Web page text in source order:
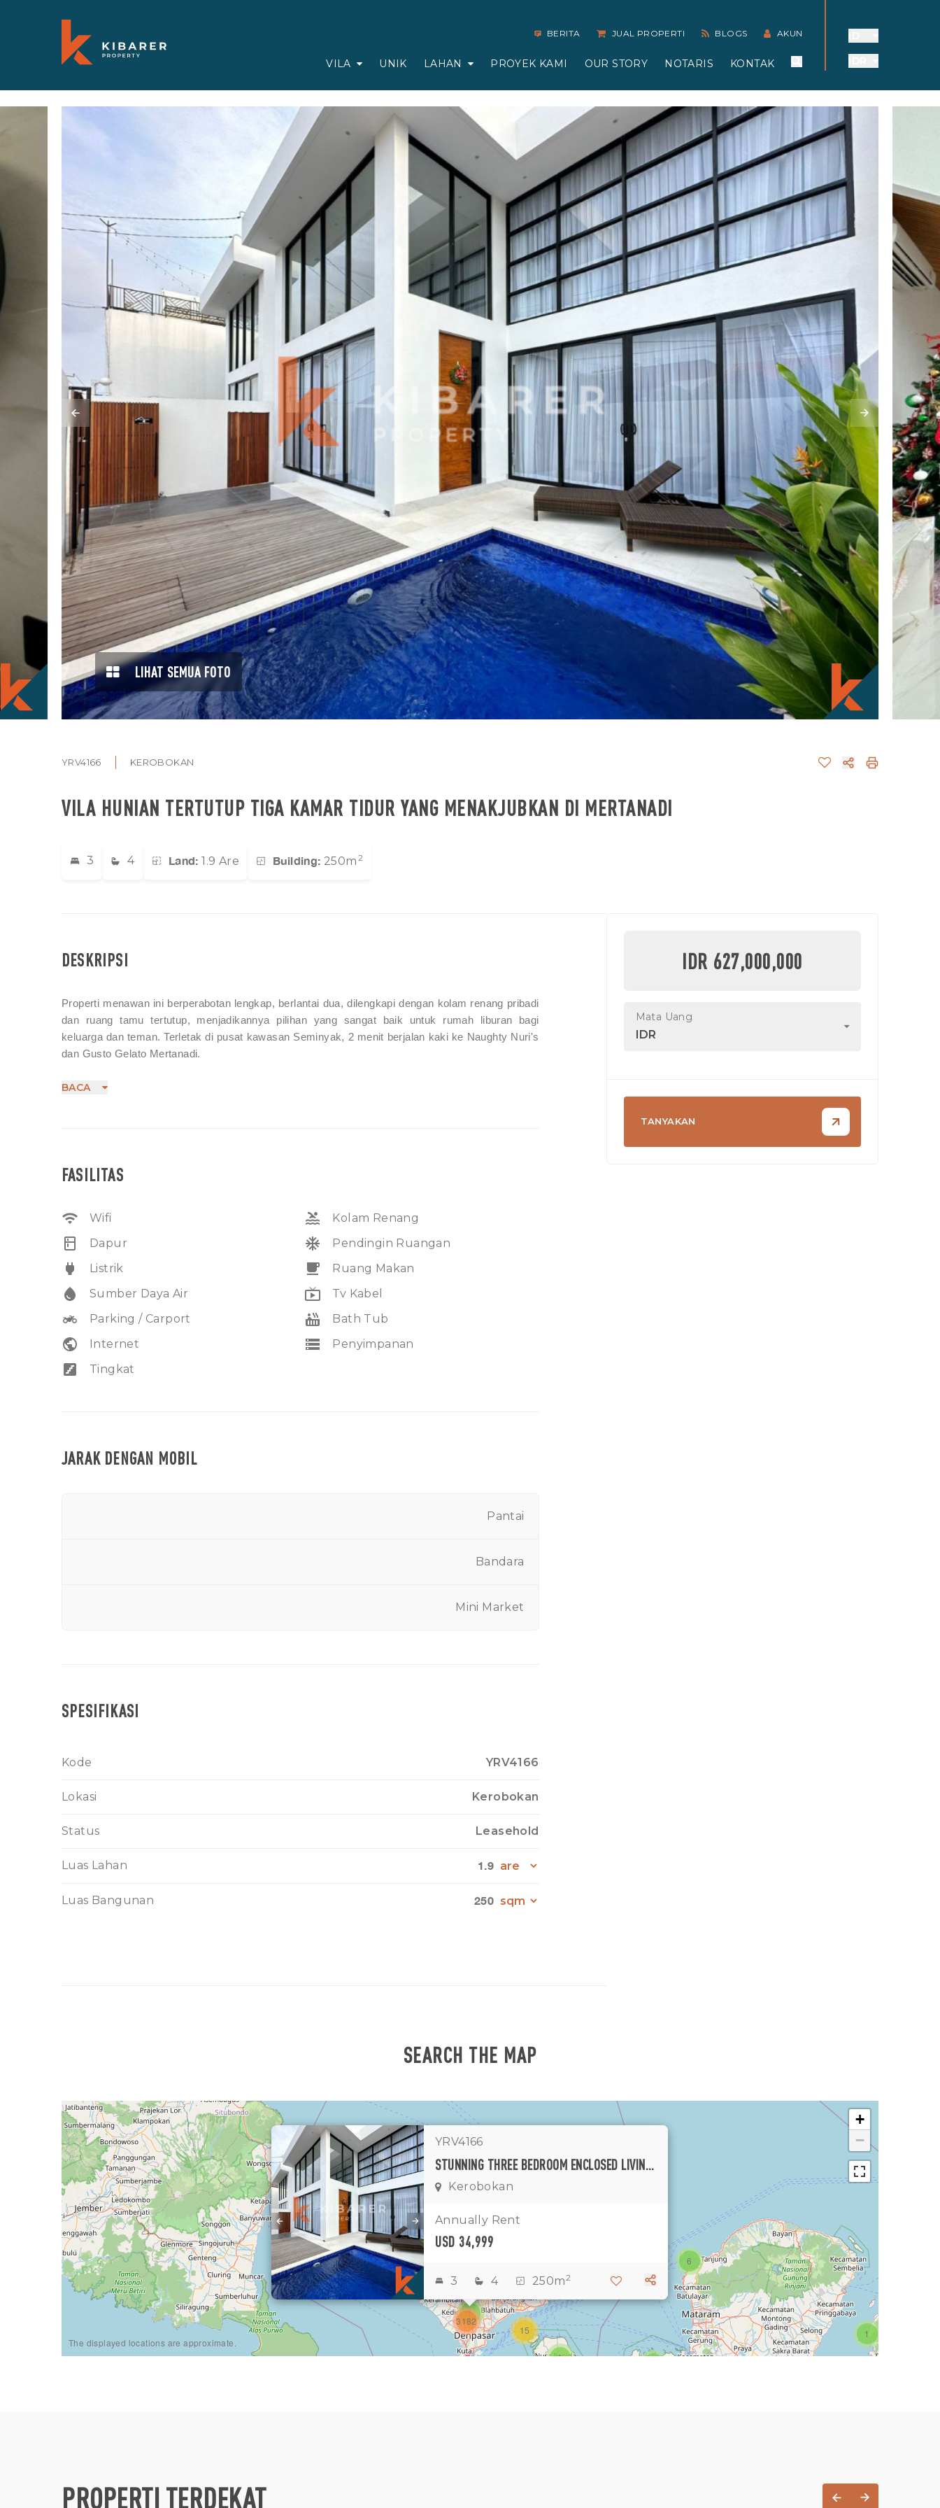
BERITA JUAL PROPERTI BLOGS AKUN
VILA UNIK LAHAN PROYEK KAMI OUR STORY NOTARIS KONTAK
LIHAT SEMUA FOTO
YRV4166 KEROBOKAN
VILA HUNIAN TERTUTUP TIGA KAMAR TIDUR YANG MENAKJUBKAN DI MERTANADI
3 4 Land: 1.9 Are Building: 250m 2
DESKRIPSI
Properti menawan ini berperabotan lengkap, berlantai dua, dilengkapi dengan kolam renang pribadi
dan ruang tamu tertutup, menjadikannya pilihan yang sangat baik untuk rumah liburan bagi
keluarga dan teman. Terletak di pusat kawasan Seminyak, 2 menit berjalan kaki ke Naughty Nuri's
dan Gusto Gelato Mertanadi.
lemari pakaian, dan kamar mandi dalam. Satu kamar tidur utama di lantai dasar
Anda bersantai di lingkungan yang sejuk dan nyaman. Tempat ini memiliki meja
BACA
FASILITAS
wifi Wifi pool Kolam Renang
kitchen Dapur ac_unit Pendingin Ruangan
power Listrik free_breakfast Ruang Makan
water_drop Sumber Daya Air live_tv Tv Kabel
two_wheeler Parking / Carport hot_tub Bath Tub
public Internet storage Penyimpanan
stairs Tingkat
JARAK DENGAN MOBIL
Pantai
Bandara
Mini Market
SPESIFIKASI
Kode YRV4166
Lokasi Kerobokan
Status Leasehold
Luas Lahan 1.9
Luas Bangunan 250
IDR 627,000,000
Mata Uang
IDR
TANYAKAN
SEARCH THE MAP
1
1
1
6
15
3182
YRV4166
STUNNING THREE BEDROOM ENCLOSED LIVING VILLA IN MERTANADI
Kerobokan
Annually Rent
USD 34,999
3 4 250m2
+
−
The displayed locations are approximate.
PROPERTI TERDEKAT